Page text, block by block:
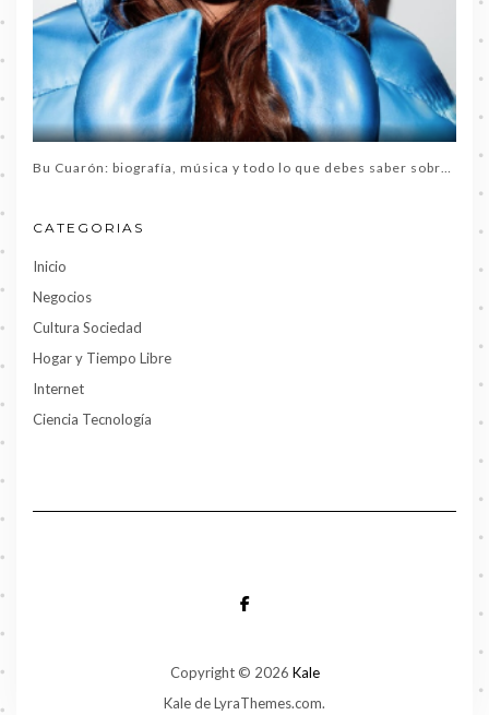
Bu Cuarón: biografía, música y todo lo que debes saber sobre la artista del momento
CATEGORIAS
Inicio
Negocios
Cultura Sociedad
Hogar y Tiempo Libre
Internet
Ciencia Tecnología
Copyright © 2026 Kale
Kalede LyraThemes.com.